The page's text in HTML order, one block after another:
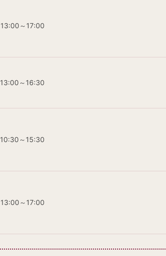
13:00～17:00
13:00～16:30
10:30～15:30
13:00～17:00